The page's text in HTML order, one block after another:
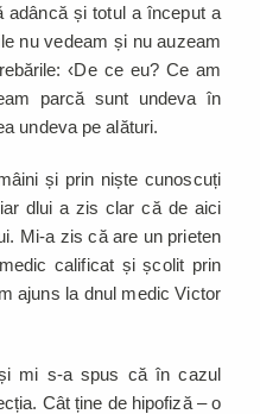
adâncă și totul a început a
nu vedeam și nu auzeam
‹De ce eu? Ce am
parcă sunt undeva în
undeva pe alături.
și prin niște cunoscuți
dlui a zis clar că de aici
Mi-a zis că are un prieten
calificat și școlit prin
ajuns la dnul medic Victor
mi s-a spus că în cazul
Cât ține de hipofiză – o